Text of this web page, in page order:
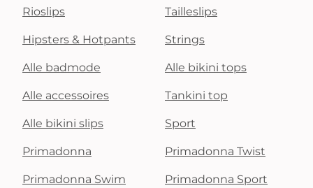
Rioslips Tailleslips
Hipsters & Hotpants Strings
Alle badmode Alle bikini tops
Alle accessoires Tankini top
Alle bikini slips Sport
Primadonna Primadonna Twist
Primadonna Swim Primadonna Sport